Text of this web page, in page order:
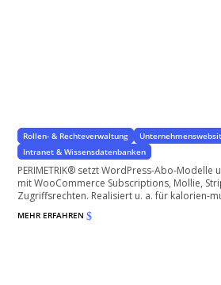
Rollen- & Rechteverwaltung
Intranet & Wissensdatenbanken
PERIMETRIK® setzt WordPress-Abo-Modelle
mit WooCommerce Subscriptions, Mollie,
Zugriffsrechten. Realisiert u. a. für kalorien-
MEHR ERFAHREN$